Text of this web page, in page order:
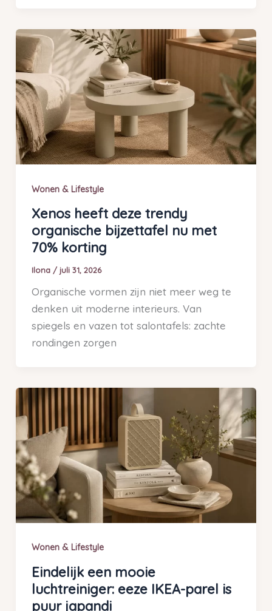
Wonen & Lifestyle
Xenos heeft deze trendy
organische bijzettafel nu met
70% korting
Ilona / juli 31, 2026
Organische vormen zijn niet meer weg te
denken uit moderne interieurs. Van
spiegels en vazen tot salontafels: zachte
rondingen zorgen
Wonen & Lifestyle
Eindelijk een mooie
luchtreiniger: eeze IKEA-parel is
puur japandi